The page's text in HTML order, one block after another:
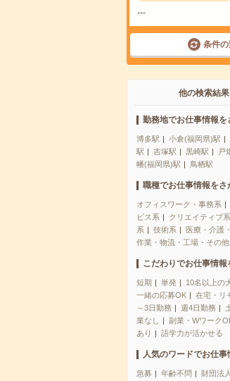
---
条件
他の検索結
勤務地でお仕事情報を
博多駅 小倉(福岡県)駅
駅
吉塚駅 黒崎駅 戸
幡(福岡県)駅
鳥栖駅
職種でお仕事情報をさ
オフィスワーク・事務系
ビス系
クリエイティブ系
系
技術系 医療・介護
作業・物流・工場・その他
こだわりでお仕事情報
短期 単発 10名以上の
一緒の応募OK
在宅・リ
～3日勤務
週4日勤務
業なし
副業・Wワーク
あり
語学力が活かせる
人気のワードでお仕事
急募 年齢不問 財団法人